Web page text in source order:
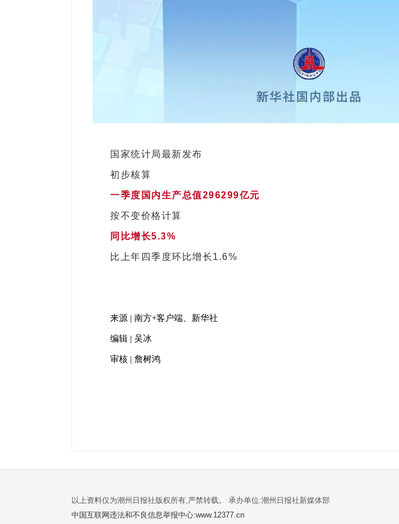
国家统计局最新发布
初步核算
一季度国内生产总值296299亿元
按不变价格计算
同比增长5.3%
比上年四季度环比增长1.6%
来源 | 南方+客户端、新华社
编辑 | 吴冰
审核 | 詹树鸿
以上资料仅为潮州日报社版权所有,严禁转载。 承办单位:潮州日报社新媒体部
中国互联网违法和不良信息举报中心:www.12377.cn